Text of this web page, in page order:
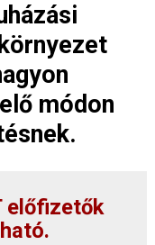
módon
előfizetők